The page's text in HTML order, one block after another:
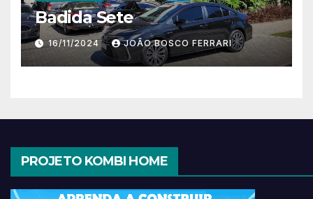
Badida Sete
16/11/2024 JOÃO BOSCO FERRARI
PROJETO KOMBI HOME